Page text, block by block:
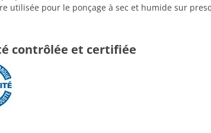
utilisée pour le ponçage à sec et humide sur
contrôlée et certifiée